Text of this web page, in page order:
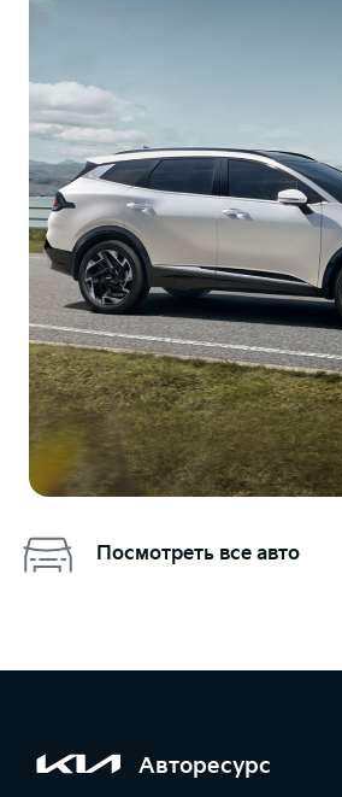
Посмотреть все авто
Авторесурс